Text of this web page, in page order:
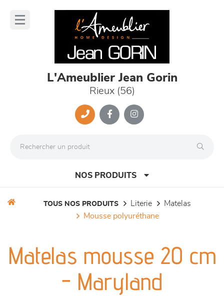
L'Ameublier Jean Gorin
Rieux (56)
NOS PRODUITS
séjours
meubles de complément
TOUS NOS PRODUITS literie
matelas
mousse polyuréthane
Matelas mousse 20 cm
- Maryland